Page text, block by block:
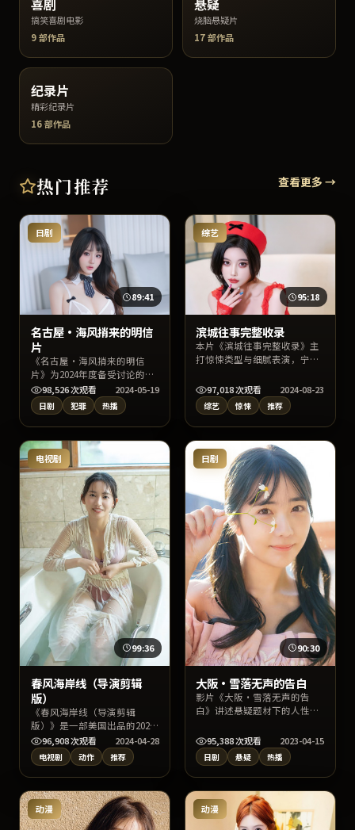
喜剧
搞笑喜剧电影
9部作品
悬疑
烧脑悬疑片
17部作品
纪录片
精彩纪录片
16部作品
热门推荐 查看更多 →
日剧
89:41
名古屋·海风捎来的明信
片
《名古屋·海风捎来的明信
片》为2024年度备受讨论的日
本犯罪片，主演铃木亮平、菅
田将晖、倪妮与导演岩井俊二
的合作火花十足。影片在情节
反转与人物动机刻画上均有亮
点，适宜深夜沉浸式追剧或周
末家庭观影。
98,526次观看 2024-05-19
日剧 犯罪 热播
综艺
95:18
滨城往事完整收录
本片《滨城往事完整收录》主
打惊悚类型与细腻表演，宁浩
出演。剧情兼顾悬念与情感温
度，上线后适合通过片名、导
演或演员名检索找到高清片
源。
97,018次观看 2024-08-23
综艺 惊悚 推荐
电视剧
99:36
春风海岸线（导演剪辑
版）
《春风海岸线（导演剪辑
版）》是一部美国出品的2024
年动作电视剧，由奉俊昊执
导，汤唯、朱一龙、马丽等主
演。影片以写实叙事呈现人物
抉择与城市肌理，情感张力饱
满，适合在线高清完整观看与
收藏片单。
96,908次观看 2024-04-28
电视剧 动作 推荐
日剧
90:30
大阪·雪落无声的告白
影片《大阪·雪落无声的告
白》讲述悬疑题材下的人性明
孔刘、沈恩敬、宋慧乔领衔主
演。上线以来口碑稳健，适合
喜爱日本影视与高质量对白的
观众检索收看。
95,388次观看 2023-04-15
日剧 悬疑 热播
动漫 动漫